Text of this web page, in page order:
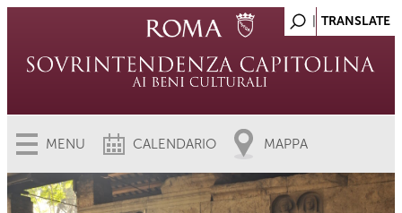
MENU CALENDARIO MAPPA